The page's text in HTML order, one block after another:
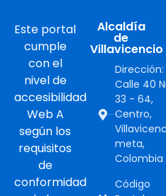
Este portal
cumple
con el
nivel de
accesibilidad
Web A
según los
requisitos
de
conformidad
Alcaldía
de
Villavicencio
Dirección:
Calle 40
33 - 64,
Centro,
meta,
Colombia
Código